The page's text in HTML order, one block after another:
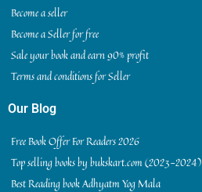
Become a seller
Become a Seller for free
Sale your book and earn 90% profit
Terms and conditions for Seller
Our Blog
Free Book Offer For Readers 2026
Top selling books by bukskart.com (2023-2024)
Best Reading book Adhyatm Yog Mala